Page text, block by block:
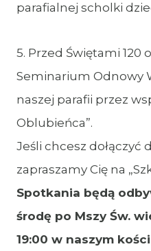
parafialnej scholki
5. Przed Świętami 120
Seminarium Odnowy
naszej parafii przez
Oblubieńca”.
Jeśli chcesz dołączyć
zapraszamy Cię na
Spotkania będą
środę po Mszy Św.
19:00 w naszym